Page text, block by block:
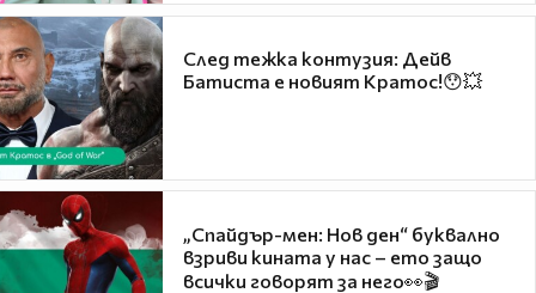
След тежка контузия: Дейв
Батиста е новият Кратос!😯💥
„Спайдър-мен: Нов ден“ буквално
взриви кината у нас – ето защо
всички говорят за него👀🎬